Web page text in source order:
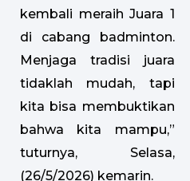
kembali meraih Juara 1
di cabang badminton.
Menjaga tradisi juara
tidaklah mudah, tapi
kita bisa membuktikan
bahwa kita mampu,”
tuturnya, Selasa,
(26/5/2026) kemarin.